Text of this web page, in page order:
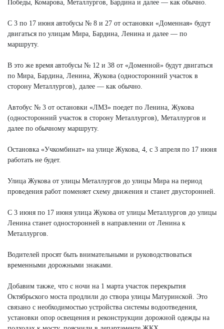
Победы, Комарова, Металлургов, Бардина и далее — как обычно.
С 3 по 17 июня автобусы № 8 и 27 от остановки «Доменная» будут
двигаться по улицам Мира, Бардина, Ленина и далее — по
маршруту.
В это же время автобусы № 12 и 38 от «Доменной» будут двигаться
по Мира, Бардина, Ленина, Жукова (односторонний участок в
сторону Металлургов), далее — как обычно.
Автобус № 3 от остановки «ЛМЗ» поедет по Ленина, Жукова
(односторонний участок в сторону Металлургов), Металлургов и
далее по обычному маршруту.
Остановка «Учкомбинат» на улице Жукова, 4, с 3 апреля по 17 июня
работать не будет.
Улица Жукова от улицы Металлургов до улицы Мира на период
проведения работ поменяет схему движения и станет двусторонней.
С 3 июня по 17 июня улица Жукова от улицы Металлургов до улицы
Ленина станет односторонней в направлении от Ленина к
Металлургов.
Водителей просят быть внимательными и руководствоваться
временными дорожными знаками.
Добавим также, что с ночи на 1 марта участок перекрытия
Октябрьского моста продлили до створа улицы Матуринской. Это
связано с необходимостью устройства системы водоотведения,
установки опор освещения и реконструкции дорожной одежды на